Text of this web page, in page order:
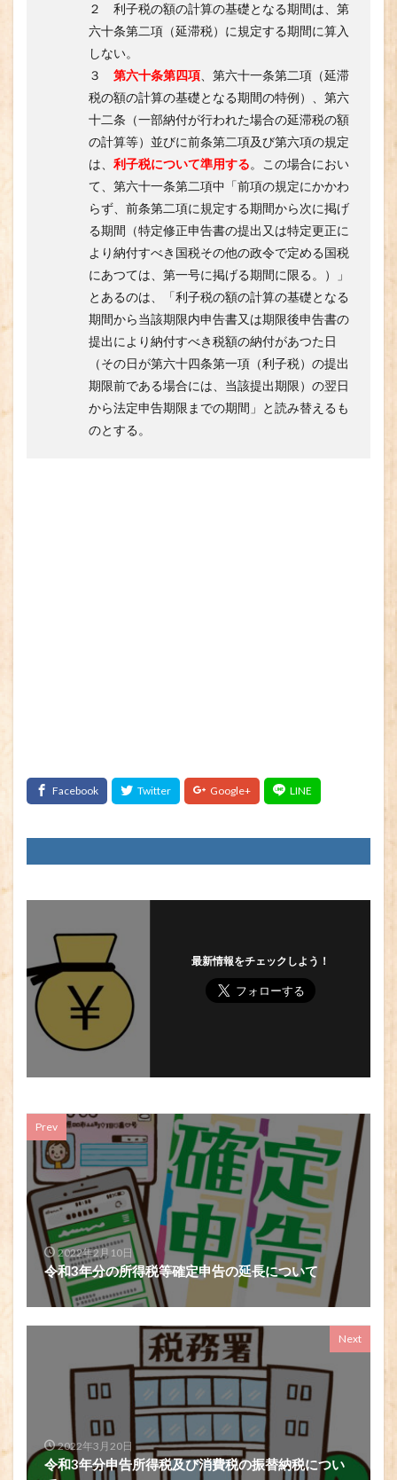
２ 利子税の額の計算の基礎となる期間は、第
六十条第二項（延滞税）に規定する期間に算入
しない。
３ 第六十条第四項 、第六十一条第二項（延滞
税の額の計算の基礎となる期間の特例）、第六
十二条（一部納付が行われた場合の延滞税の額
の計算等）並びに前条第二項及び第六項の規定
は、 利子税について準用する。この場合におい
て、第六十一条第二項中「前項の規定にかかわ
らず、前条第二項に規定する期間から次に掲げ
る期間（特定修正申告書の提出又は特定更正に
より納付すべき国税その他の政令で定める国税
にあつては、第一号に掲げる期間に限る。）」
とあるのは、「利子税の額の計算の基礎となる
期間から当該期限内申告書又は期限後申告書の
提出により納付すべき税額の納付があつた日
（その日が第六十四条第一項（利子税）の提出
期限前である場合には、当該提出期限）の翌日
から法定申告期限までの期間」と読み替えるも
のとする。
最新情報をチェックしよう！
Prev
2022年2月10日
令和3年分の所得税等確定申告の延長について
Next
2022年3月20日
令和3年分申告所得税及び消費税の振替納税につい